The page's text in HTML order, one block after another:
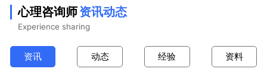
心理咨询师资讯动态
Experience sharing
资讯 动态 经验 资料